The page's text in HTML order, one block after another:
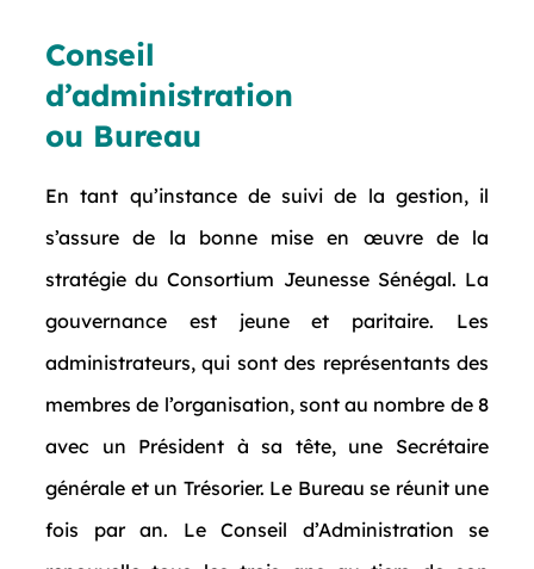
Conseil
d’administration
ou Bureau
En tant qu’instance de suivi de la gestion, il
s’assure de la bonne mise en œuvre de la
stratégie du Consortium Jeunesse Sénégal. La
gouvernance est jeune et paritaire. Les
administrateurs, qui sont des représentants des
membres de l’organisation, sont au nombre de 8
avec un Président à sa tête, une Secrétaire
générale et un Trésorier. Le Bureau se réunit une
fois par an. Le Conseil d’Administration se